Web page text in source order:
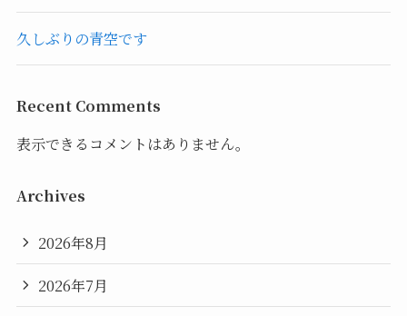
久しぶりの青空です
Recent Comments
表示できるコメントはありません。
Archives
2026年8月
2026年7月